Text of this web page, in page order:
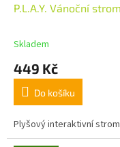
P.L.A.Y. Vánoční
Skladem
449 Kč
Do košíku
Plyšový interaktivní